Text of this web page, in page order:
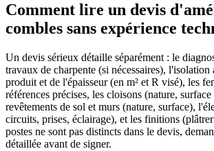
Comment lire un devis
combles sans expérience
Un devis sérieux détaille séparément : le
travaux de charpente (si nécessaires),
produit et de l'épaisseur (en m² et R visé), les
références précises, les cloisons (nature, surface
revêtements de sol et murs (nature, surface),
circuits, prises, éclairage), et les finitions
postes ne sont pas distincts dans le devis,
détaillée avant de signer.